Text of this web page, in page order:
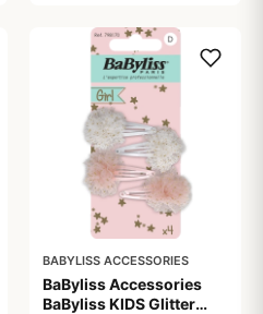
BABYLISS ACCESSORIES
BaByliss Accessories
BaByliss KIDS Glitter